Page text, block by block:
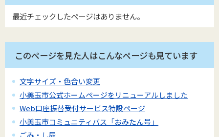
最近チェックしたページはありません。
このページを見た人はこんなページも見ています
文字サイズ・色合い変更
小美玉市公式ホームページをリニューアルしました
Web口座振替受付サービス特設ページ
小美玉市コミュニティバス「おみたん号」
ごみ・し尿